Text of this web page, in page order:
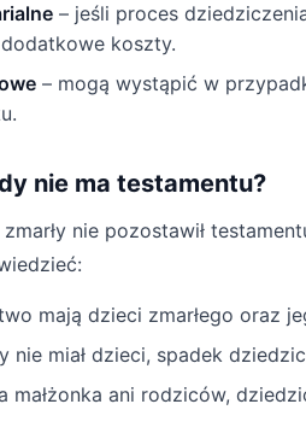
– jeśli proces
koszty.
– mogą wystąpić w
nie ma testamentu?
nie pozostawił
mają dzieci zmarłego oraz
nie miał dzieci, spadek
małżonka ani rodziców,